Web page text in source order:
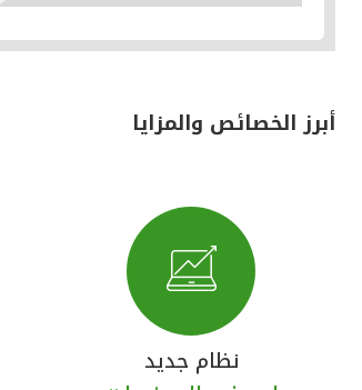
أبرز الخصائص والمزايا
نظام جديد